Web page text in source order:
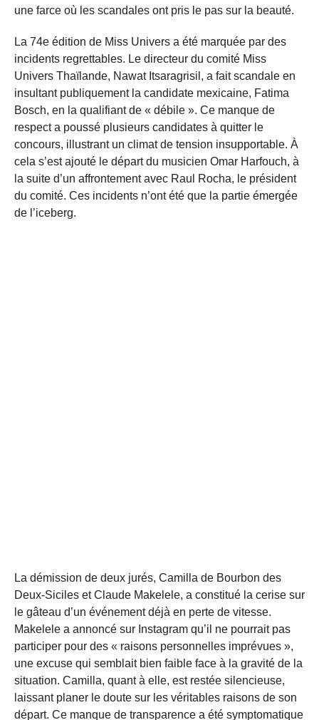
une farce où les scandales ont pris le pas sur la beauté.
La 74e édition de Miss Univers a été marquée par des
incidents regrettables. Le directeur du comité Miss
Univers Thaïlande, Nawat Itsaragrisil, a fait scandale en
insultant publiquement la candidate mexicaine, Fatima
Bosch, en la qualifiant de « débile ». Ce manque de
respect a poussé plusieurs candidates à quitter le
concours, illustrant un climat de tension insupportable. À
cela s’est ajouté le départ du musicien Omar Harfouch, à
la suite d’un affrontement avec Raul Rocha, le président
du comité. Ces incidents n’ont été que la partie émergée
de l’iceberg.
La démission de deux jurés, Camilla de Bourbon des
Deux-Siciles et Claude Makelele, a constitué la cerise sur
le gâteau d’un événement déjà en perte de vitesse.
Makelele a annoncé sur Instagram qu’il ne pourrait pas
participer pour des « raisons personnelles imprévues »,
une excuse qui semblait bien faible face à la gravité de la
situation. Camilla, quant à elle, est restée silencieuse,
laissant planer le doute sur les véritables raisons de son
départ. Ce manque de transparence a été symptomatique